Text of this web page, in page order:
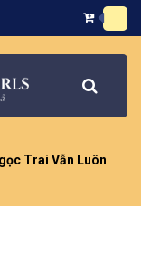
Trai Vẫn Luôn